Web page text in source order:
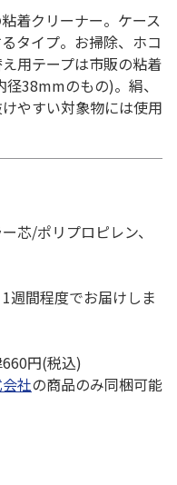
着クリーナー。ケース
タイプ。お掃除、ホコ
用テープは市販の粘着
38mmのもの)。絹、
やすい対象物には使用
芯/ポリプロピレン、
週間程度でお届けしま
円(税込)
社の商品のみ同梱可能